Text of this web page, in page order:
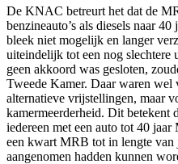
De KNAC betreurt het dat de
benzineauto’s als diesels naar
bleek niet mogelijk en langer
uiteindelijk tot een nog slechtere
geen akkoord was gesloten,
Tweede Kamer. Daar waren wel
alternatieve vrijstellingen, maar
kamermeerderheid. Dit betekent
iedereen met een auto tot 40
een kwart MRB tot in lengte van
aangenomen hadden kunnen